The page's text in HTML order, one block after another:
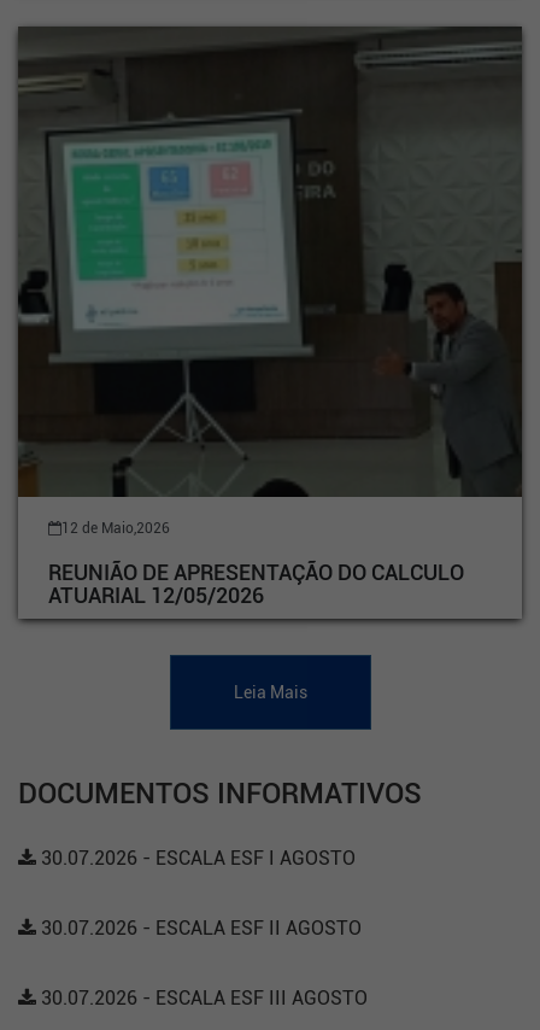
12 de Maio,2026
REUNIÃO DE APRESENTAÇÃO DO CALCULO
ATUARIAL 12/05/2026
Leia Mais
DOCUMENTOS INFORMATIVOS
30.07.2026 - ESCALA ESF I AGOSTO
30.07.2026 - ESCALA ESF II AGOSTO
30.07.2026 - ESCALA ESF III AGOSTO